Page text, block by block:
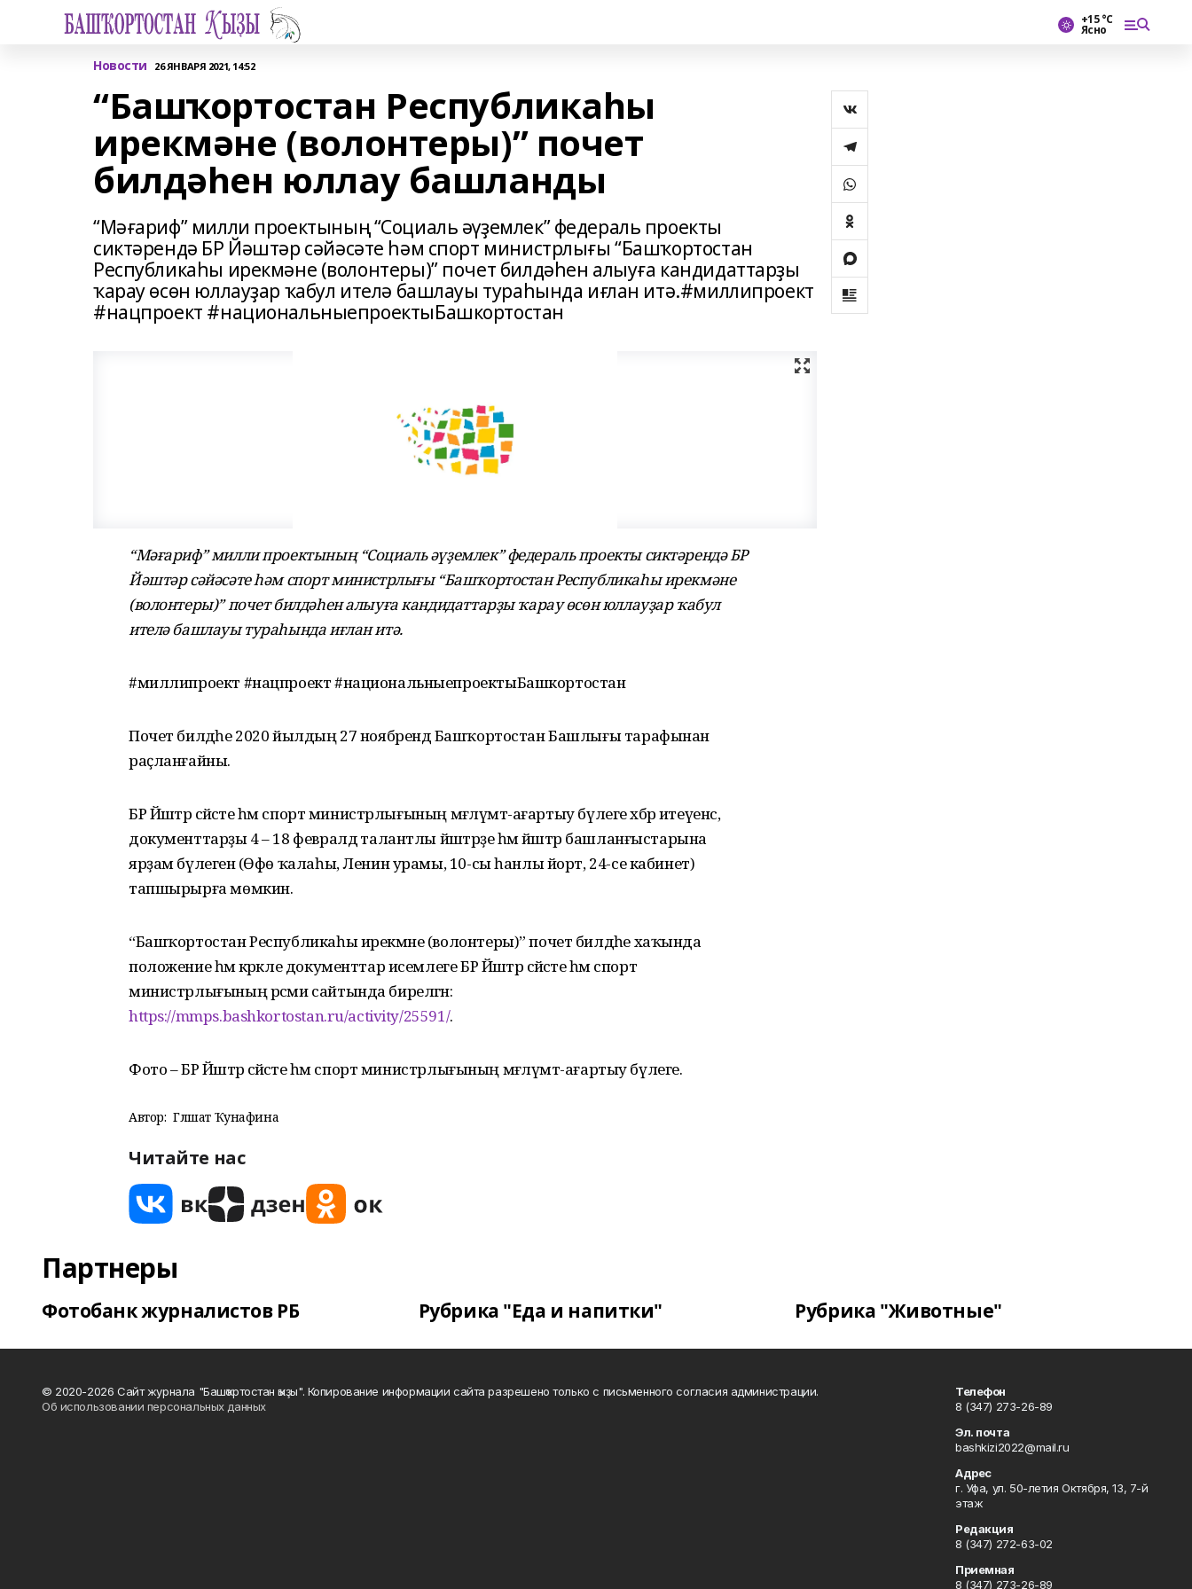
+15 °С
Ясно
Новости 26 ЯНВАРЯ 2021, 14:52
“Башҡортостан Республикаһы
ирекмәне (волонтеры)” почет
билдәһен юллау башланды
“Мәғариф” милли проектының “Социаль әүҙемлек” федераль проекты
сиктәрендә БР Йәштәр сәйәсәте һәм спорт министрлығы “Башҡортостан
Республикаһы ирекмәне (волонтеры)” почет билдәһен алыуға кандидаттарҙы
ҡарау өсөн юллауҙар ҡабул ителә башлауы тураһында иғлан итә.#миллипроект
#нацпроект #национальныепроектыБашкортостан
“Мәғариф” милли проектының “Социаль әүҙемлек” федераль проекты сиктәрендә БР
Йәштәр сәйәсәте һәм спорт министрлығы “Башҡортостан Республикаһы ирекмәне
(волонтеры)” почет билдәһен алыуға кандидаттарҙы ҡарау өсөн юллауҙар ҡабул
ителә башлауы тураһында иғлан итә.
#миллипроект #нацпроект #национальныепроектыБашкортостан
Почет билдәһе 2020 йылдың 27 ноябрендә Башҡортостан Башлығы тарафынан
раҫланғайны.
БР Йәштәр сәйәсәте һәм спорт министрлығының мәғлүмәт-ағартыу бүлеге хәбәр итеүенсә,
документтарҙы 4 – 18 февралдә талантлы йәштәрҙе һәм йәштәр башланғыстарына
ярҙам бүлегенә (Өфө ҡалаһы, Ленин урамы, 10-сы һанлы йорт, 24-се кабинет)
тапшырырға мөмкин.
“Башҡортостан Республикаһы ирекмәне (волонтеры)” почет билдәһе хаҡында
положение һәм кәрәкле документтар исемлеге БР Йәштәр сәйәсәте һәм спорт
министрлығының рәсми сайтында бирелгән:
https://mmps.bashkortostan.ru/activity/25591/.
Фото – БР Йәштәр сәйәсәте һәм спорт министрлығының мәғлүмәт-ағартыу бүлеге.
Автор: Гөлшат Ҡунафина
Читайте нас
Партнеры
Фотобанк журналистов РБ Рубрика "Еда и напитки" Рубрика "Животные"
© 2020-2026 Сайт журнала "Башҡортостан ҡыҙы". Копирование информации сайта разрешено только с письменного согласия администрации.
Об использовании персональных данных
Телефон
8 (347) 273-26-89
Эл. почта
bashkizi2022@mail.ru
Адрес
г. Уфа, ул. 50-летия Октября, 13, 7-й
этаж
Редакция
8 (347) 272-63-02
Приемная
8 (347) 273-26-89